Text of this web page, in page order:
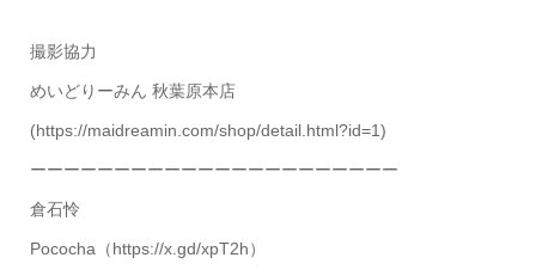
撮影協力
めいどりーみん 秋葉原本店
(https://maidreamin.com/shop/detail.html?id=1)
ーーーーーーーーーーーーーーーーーーーーーー
倉石怜
Pococha（https://x.gd/xpT2h）